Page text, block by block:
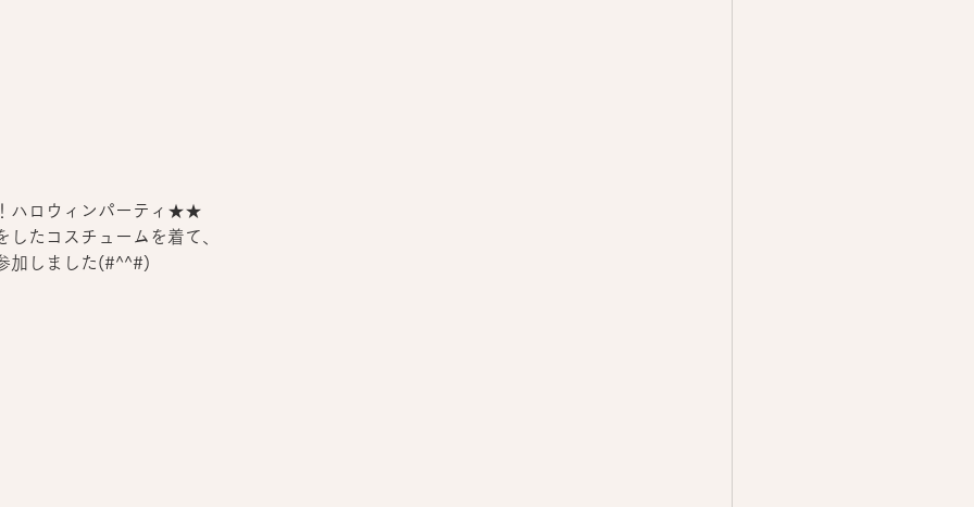
ハロウィンパーティ★★
したコスチュームを着て、
加しました(#^^#)